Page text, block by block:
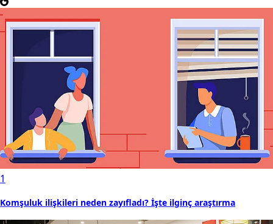
1
Komşuluk ilişkileri neden zayıfladı? İşte ilginç araştırma